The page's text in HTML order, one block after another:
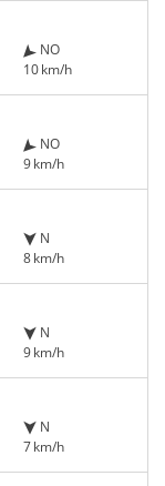
NO
10 km/h
NO
9 km/h
N
8 km/h
N
9 km/h
N
7 km/h